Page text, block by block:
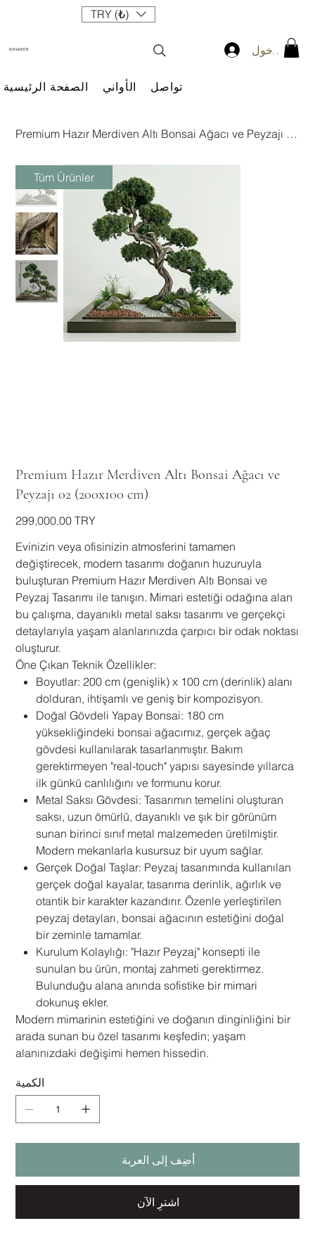
TRY (₺)
BONAVERTE الدخول
الصفحة الرئيسية الأواني تواصل
Premium Hazır Merdiven Altı Bonsai Ağacı ve Peyzajı 02 (200x100 cm)
Premium Hazır Merdiven Altı Bonsai Ağacı ve
Peyzajı 02 (200x100 cm)
السعر
‏299,000.00 TRY
Evinizin veya ofisinizin atmosferini tamamen
değiştirecek, modern tasarımı doğanın huzuruyla
buluşturan Premium Hazır Merdiven Altı Bonsai ve
Peyzaj Tasarımı ile tanışın. Mimari estetiği odağına alan
bu çalışma, dayanıklı metal saksı tasarımı ve gerçekçi
detaylarıyla yaşam alanlarınızda çarpıcı bir odak noktası
oluşturur.
Öne Çıkan Teknik Özellikler:
Boyutlar: 200 cm (genişlik) x 100 cm (derinlik) alanı
dolduran, ihtişamlı ve geniş bir kompozisyon.
Doğal Gövdeli Yapay Bonsai: 180 cm
yüksekliğindeki bonsai ağacımız, gerçek ağaç
gövdesi kullanılarak tasarlanmıştır. Bakım
gerektirmeyen "real-touch" yapısı sayesinde yıllarca
ilk günkü canlılığını ve formunu korur.
Metal Saksı Gövdesi: Tasarımın temelini oluşturan
saksı, uzun ömürlü, dayanıklı ve şık bir görünüm
sunan birinci sınıf metal malzemeden üretilmiştir.
Modern mekanlarla kusursuz bir uyum sağlar.
Gerçek Doğal Taşlar: Peyzaj tasarımında kullanılan
gerçek doğal kayalar, tasarıma derinlik, ağırlık ve
otantik bir karakter kazandırır. Özenle yerleştirilen
peyzaj detayları, bonsai ağacının estetiğini doğal
bir zeminle tamamlar.
Kurulum Kolaylığı: "Hazır Peyzaj" konsepti ile
sunulan bu ürün, montaj zahmeti gerektirmez.
Bulunduğu alana anında sofistike bir mimari
dokunuş ekler.
Modern mimarinin estetiğini ve doğanın dinginliğini bir
arada sunan bu özel tasarımı keşfedin; yaşam
alanınızdaki değişimi hemen hissedin.
الكمية
أضِف إلى العربة
اشترِ الآن
Tüm Ürünler